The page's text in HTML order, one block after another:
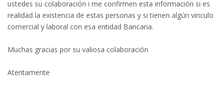
ustedes su colaboración i me confirmen esta información si es
realidad la existencia de estas personas y si tienen algún vinculo
comercial y laboral con esa entidad Bancaria.
Muchas gracias por su valiosa colaboración
Atentamente